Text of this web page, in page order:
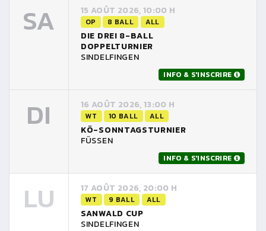
SA 15 AOÛT 2026, 10:00 H
OP 8 BALL ALL
DIE DREI 8-BALL
DOPPELTURNIER
SINDELFINGEN
INFO & S'INSCRIRE
DI 16 AOÛT 2026, 13:00 H
WT 10 BALL ALL
KÖ-SONNTAGSTURNIER
FÜSSEN
INFO & S'INSCRIRE
LU 17 AOÛT 2026, 20:00 H
WT 9 BALL ALL
SANWALD CUP
SINDELFINGEN